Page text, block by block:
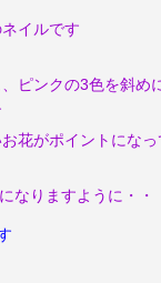
イルです
ピンクの3色を斜め
花がポイントにな
なりますように・・